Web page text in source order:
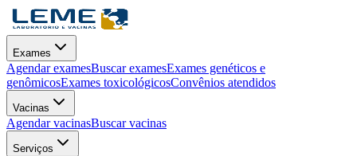
Exames
Agendar examesBuscar examesExames genéticos e
genômicosExames toxicológicosConvênios atendidos
Vacinas
Agendar vacinasBuscar vacinas
Serviços